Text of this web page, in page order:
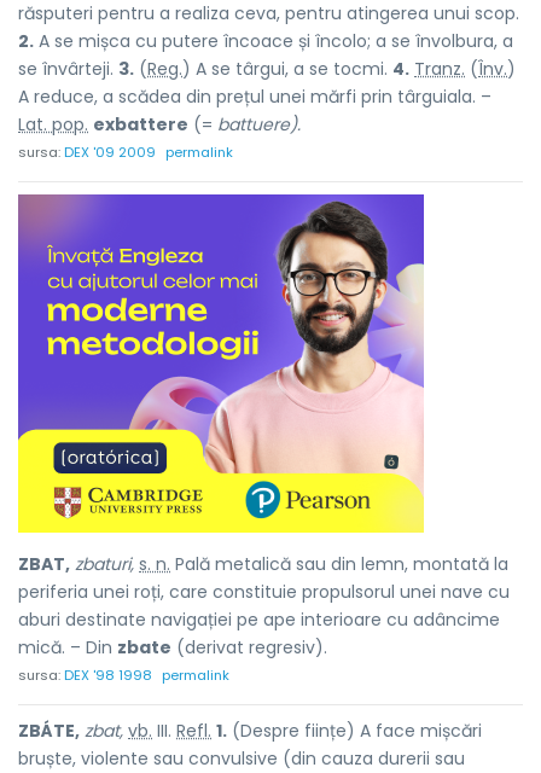
răsputeri pentru a realiza ceva, pentru atingerea unui scop.
2. A se mișca cu putere încoace și încolo; a se învolbura, a
se învârteji. 3. (Reg.) A se târgui, a se tocmi. 4. Tranz. (Înv.)
A reduce, a scădea din prețul unei mărfi prin târguiala. –
Lat. pop. exbattere (= battuere).
sursa:DEX '09 2009 permalink
ZBAT, zbaturi, s. n. Pală metalică sau din lemn, montată la
periferia unei roți, care constituie propulsorul unei nave cu
aburi destinate navigației pe ape interioare cu adâncime
mică. – Din zbate (derivat regresiv).
sursa:DEX '98 1998 permalink
ZBÁTE, zbat, vb. III. Refl. 1. (Despre ființe) A face mișcări
bruște, violente sau convulsive (din cauza durerii sau